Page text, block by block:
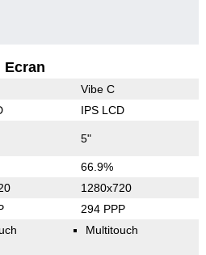
Ecran
Vibe C
IPS LCD
5"
66.9%
1280x720
294 PPP
Multitouch